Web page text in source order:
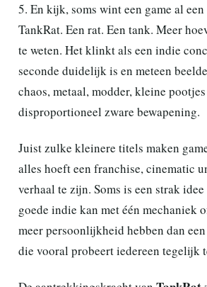
5. En kijk, soms wint een game al
TankRat. Een rat. Een tank. Meer
te weten. Het klinkt als een indie
seconde duidelijk is en meteen
chaos, metaal, modder, kleine
disproportioneel zware bewapening.
Juist zulke kleinere titels maken
alles hoeft een franchise, cinematic
verhaal te zijn. Soms is een strak idee
goede indie kan met één mechaniek
meer persoonlijkheid hebben dan
die vooral probeert iedereen tegelijk